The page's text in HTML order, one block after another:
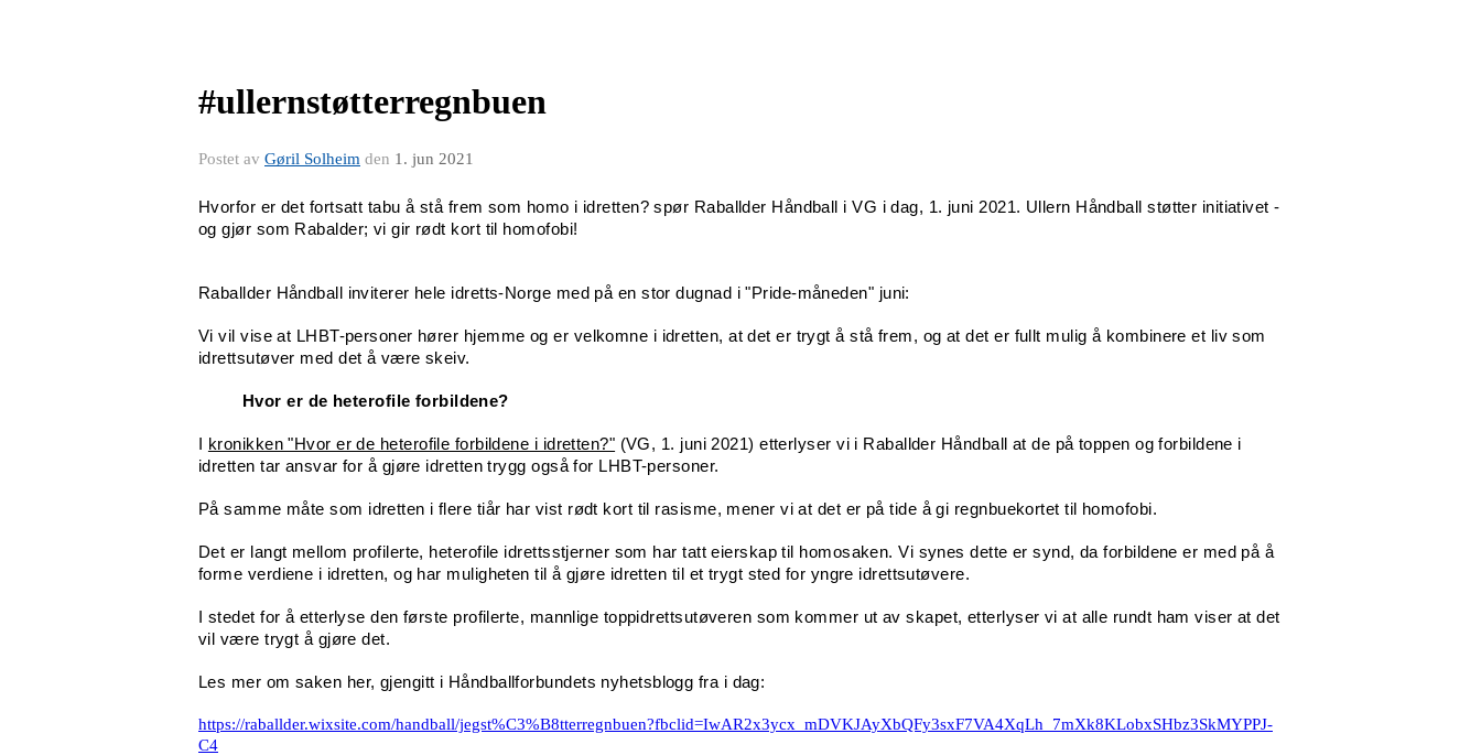
#ullernstøtterregnbuen
Postet av Gøril Solheim den 1. jun 2021
Hvorfor er det fortsatt tabu å stå frem som homo i idretten? spør Raballder Håndball i VG i dag, 1. juni 2021. Ullern Håndball støtter initiativet -
og gjør som Rabalder; vi gir rødt kort til homofobi!
Raballder Håndball inviterer hele idretts-Norge med på en stor dugnad i "Pride-måneden" juni:
Vi vil vise at LHBT-personer hører hjemme og er velkomne i idretten, at det er trygt å stå frem, og at det er fullt mulig å kombinere et liv som
idrettsutøver med det å være skeiv.
Hvor er de heterofile forbildene?
I kronikken "Hvor er de heterofile forbildene i idretten?" (VG, 1. juni 2021) etterlyser vi i Raballder Håndball at de på toppen og forbildene i
idretten tar ansvar for å gjøre idretten trygg også for LHBT-personer.
På samme måte som idretten i flere tiår har vist rødt kort til rasisme, mener vi at det er på tide å gi regnbuekortet til homofobi.
Det er langt mellom profilerte, heterofile idrettsstjerner som har tatt eierskap til homosaken. Vi synes dette er synd, da forbildene er med på å
forme verdiene i idretten, og har muligheten til å gjøre idretten til et trygt sted for yngre idrettsutøvere.
I stedet for å etterlyse den første profilerte, mannlige toppidrettsutøveren som kommer ut av skapet, etterlyser vi at alle rundt ham viser at det
vil være trygt å gjøre det.
Les mer om saken her, gjengitt i Håndballforbundets nyhetsblogg fra i dag:
https://raballder.wixsite.com/handball/jegst%C3%B8tterregnbuen?fbclid=IwAR2x3ycx_mDVKJAyXbQFy3sxF7VA4XqLh_7mXk8KLobxSHbz3SkMYPPJ-
C4